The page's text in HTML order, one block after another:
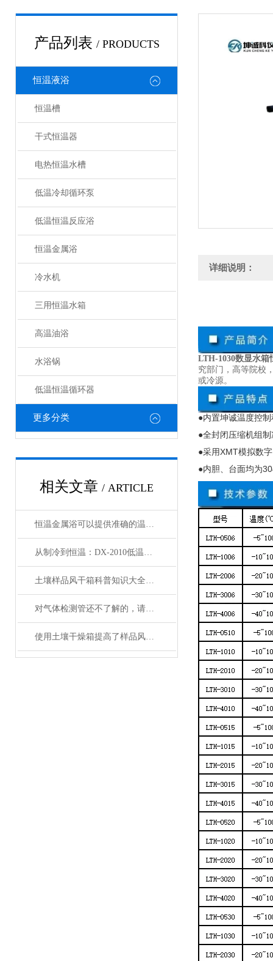
产品列表 / PRODUCTS
恒温液浴
恒温槽
干式恒温器
电热恒温水槽
低温冷却循环泵
低温恒温反应浴
恒温金属浴
冷水机
三用恒温水箱
高温油浴
水浴锅
低温恒温循环器
更多分类
相关文章 / ARTICLE
恒温金属浴可以提供准确的温度控制和恒温条件
从制冷到恒温：DX-2010低温恒温循环器的核心原理解析
土壤样品风干箱科普知识大全，你真不一定都懂
对气体检测管还不了解的，请看这里！
使用土壤干燥箱提高了样品风干效率
详细说明：
LTH-1030数显水箱
究部门，高等院校
或冷源。
●内置坤诚温度控
●全封闭压缩机组制
●采用XMT模拟数字
●内胆、台面均为